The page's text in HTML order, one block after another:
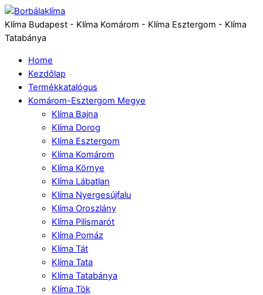
Klíma Budapest - Klíma Komárom - Klíma Esztergom - Klíma
Tatabánya
Home
Kezdőlap
Termékkatalógus
Komárom-Esztergom Megye
Klíma Bajna
Klíma Dorog
Klíma Esztergom
Klíma Komárom
Klíma Környe
Klíma Lábatlan
Klíma Nyergesújfalu
Klíma Oroszlány
Klíma Pilismarót
Klíma Pomáz
Klíma Tát
Klíma Tata
Klíma Tatabánya
Klíma Tök